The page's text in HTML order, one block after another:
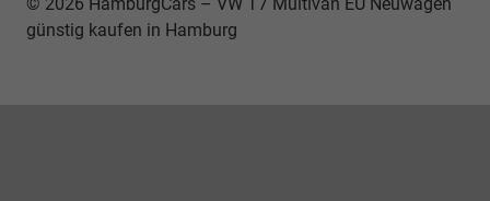
günstig kaufen in Hamburg